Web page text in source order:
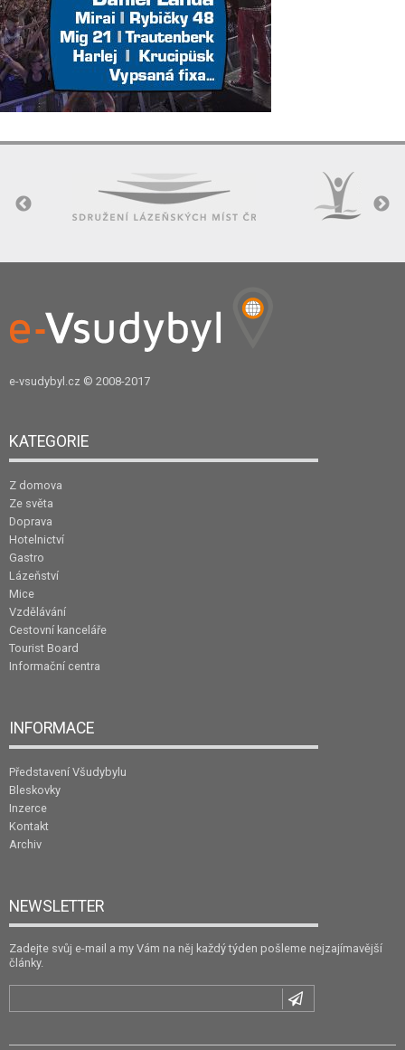
e-vsudybyl.cz © 2008-2017
KATEGORIE
Z domova
Ze světa
Doprava
Hotelnictví
Gastro
Lázeňství
Mice
Vzdělávání
Cestovní kanceláře
Tourist Board
Informační centra
INFORMACE
Představení Všudybylu
Bleskovky
Inzerce
Kontakt
Archiv
NEWSLETTER
Zadejte svůj e-mail a my Vám na něj každý týden pošleme nejzajímavější
články.